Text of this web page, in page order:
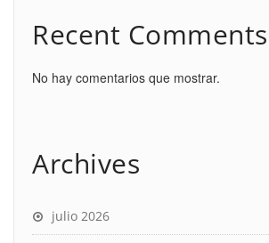
Recent Comments
No hay comentarios que mostrar.
Archives
julio 2026